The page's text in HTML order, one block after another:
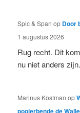
Spic & Span op Door
1 augustus 2026
Rug recht. Dit
nu niet anders
Marinus Kostman op
pooierbende de